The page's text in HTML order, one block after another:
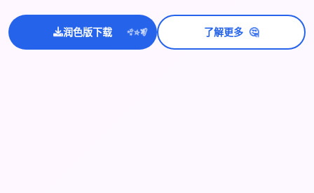
润色版下载 ✨⭐💫 了解更多 🤔